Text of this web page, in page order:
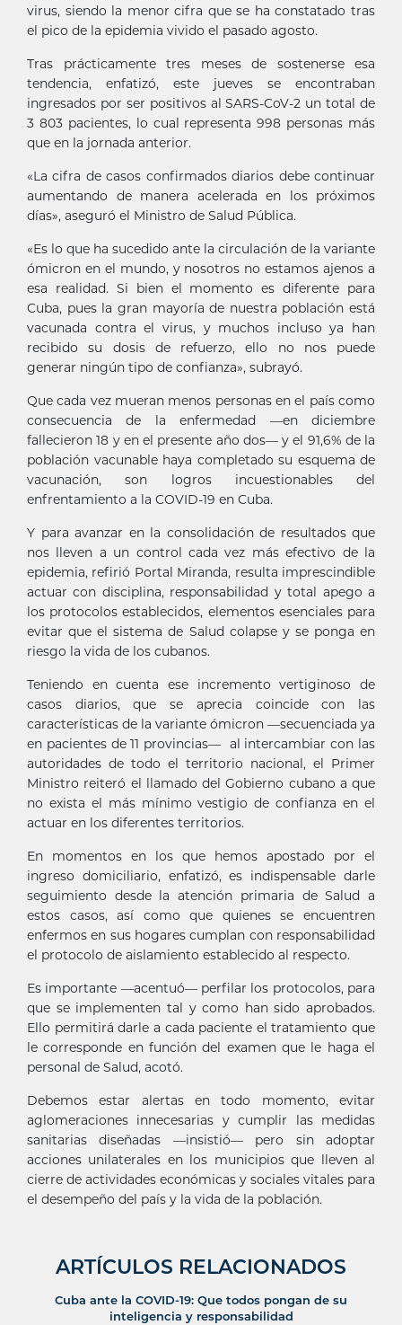
virus, siendo la menor cifra que se ha constatado tras
el pico de la epidemia vivido el pasado agosto.
Tras prácticamente tres meses de sostenerse esa
tendencia, enfatizó, este jueves se encontraban
ingresados por ser positivos al SARS-CoV-2 un total de
3 803 pacientes, lo cual representa 998 personas más
que en la jornada anterior.
«La cifra de casos confirmados diarios debe continuar
aumentando de manera acelerada en los próximos
días», aseguró el Ministro de Salud Pública.
«Es lo que ha sucedido ante la circulación de la variante
ómicron en el mundo, y nosotros no estamos ajenos a
esa realidad. Si bien el momento es diferente para
Cuba, pues la gran mayoría de nuestra población está
vacunada contra el virus, y muchos incluso ya han
recibido su dosis de refuerzo, ello no nos puede
generar ningún tipo de confianza», subrayó.
Que cada vez mueran menos personas en el país como
consecuencia de la enfermedad —en diciembre
fallecieron 18 y en el presente año dos— y el 91,6% de la
población vacunable haya completado su esquema de
vacunación, son logros incuestionables del
enfrentamiento a la COVID-19 en Cuba.
Y para avanzar en la consolidación de resultados que
nos lleven a un control cada vez más efectivo de la
epidemia, refirió Portal Miranda, resulta imprescindible
actuar con disciplina, responsabilidad y total apego a
los protocolos establecidos, elementos esenciales para
evitar que el sistema de Salud colapse y se ponga en
riesgo la vida de los cubanos.
Teniendo en cuenta ese incremento vertiginoso de
casos diarios, que se aprecia coincide con las
características de la variante ómicron —secuenciada ya
en pacientes de 11 provincias— al intercambiar con las
autoridades de todo el territorio nacional, el Primer
Ministro reiteró el llamado del Gobierno cubano a que
no exista el más mínimo vestigio de confianza en el
actuar en los diferentes territorios.
En momentos en los que hemos apostado por el
ingreso domiciliario, enfatizó, es indispensable darle
seguimiento desde la atención primaria de Salud a
estos casos, así como que quienes se encuentren
enfermos en sus hogares cumplan con responsabilidad
el protocolo de aislamiento establecido al respecto.
Es importante —acentuó— perfilar los protocolos, para
que se implementen tal y como han sido aprobados.
Ello permitirá darle a cada paciente el tratamiento que
le corresponde en función del examen que le haga el
personal de Salud, acotó.
Debemos estar alertas en todo momento, evitar
aglomeraciones innecesarias y cumplir las medidas
sanitarias diseñadas —insistió— pero sin adoptar
acciones unilaterales en los municipios que lleven al
cierre de actividades económicas y sociales vitales para
el desempeño del país y la vida de la población.
ARTÍCULOS RELACIONADOS
Cuba ante la COVID-19: Que todos pongan de su
inteligencia y responsabilidad